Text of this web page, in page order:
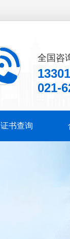
全国咨
021-
证书查询